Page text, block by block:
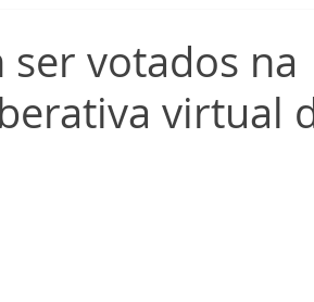
votados na
virtual